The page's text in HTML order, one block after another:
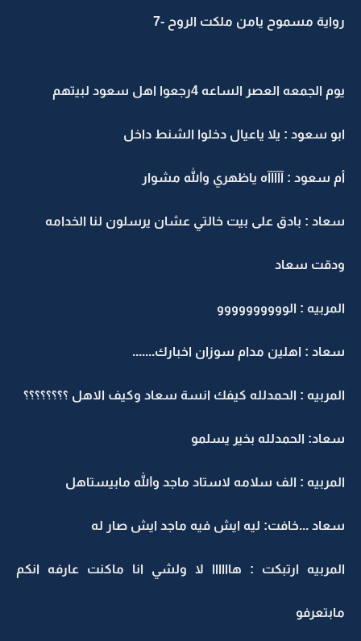
رواية مسموح يامن ملكت الروح -7
يوم الجمعه العصر الساعه 4رجعوا اهل سعود لبيتهم
ابو سعود : يلا ياعيال دخلوا الشنط داخل
أم سعود : آآآآآه ياظهري والله مشوار
سعاد : بادق على بيت خالتي عشان يرسلون لنا الخدامه
ودقت سعاد
المربيه : الوووووووووو
سعاد : اهلين مدام سوزان اخبارك.......
المربيه : الحمدلله كيفك انسة سعاد وكيف الاهل ؟؟؟؟؟؟؟؟
سعاد: الحمدلله بخير يسلمو
المربيه : الف سلامه لاستاد ماجد والله مابيستاهل
سعاد ...خافت: ليه ايش فيه ماجد ايش صار له
المربيه ارتبكت : هاااااا لا ولشي انا ماكنت عارفه انكم
مابتعرفو